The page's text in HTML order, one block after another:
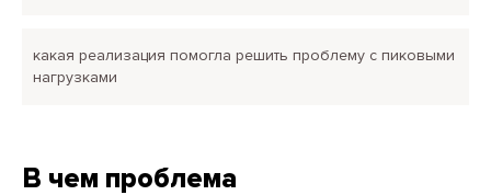
какая реализация помогла решить проблему с пиковыми
нагрузками
В чем проблема